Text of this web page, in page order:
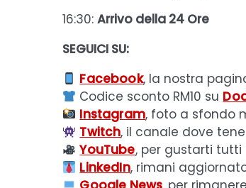
16:30: Arrivo della 24 Ore
SEGUICI SU:
Facebook, la nostra
Codice sconto RM10 su
Instagram, foto a sfondo
Twitch, il canale dove
YouTube, per gustarti tutti
LinkedIn, rimani